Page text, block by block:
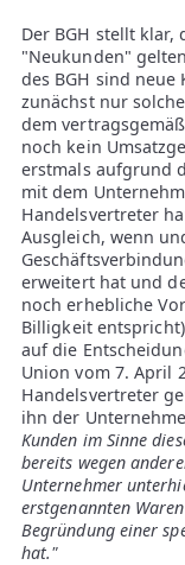
Der BGH stellt klar,
"Neukunden"
des BGH sind neue
zunächst nur
dem
noch kein
erstmals aufgrund
mit dem
Handelsvertreter
Ausgleich, wenn
erweitert hat und
noch erhebliche
Billigkeit
auf die
Union vom 7. April
Handelsvertreter
ihn der
Kunden im Sinne
bereits wegen
Unternehmer
erstgenannten
Begründung einer
hat."